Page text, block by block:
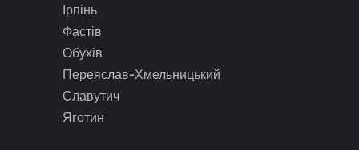
Ірпінь
Фастів
Обухів
Переяслав-Хмельницький
Славутич
Яготин